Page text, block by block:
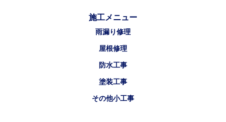
施工メニュー
雨漏り修理
屋根修理
防水工事
塗装工事
その他小工事